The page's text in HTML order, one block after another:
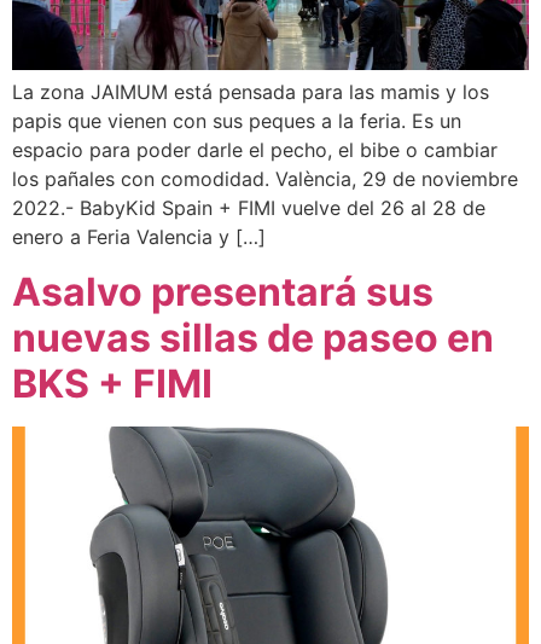
La zona JAIMUM está pensada para las mamis y los
papis que vienen con sus peques a la feria. Es un
espacio para poder darle el pecho, el bibe o cambiar
los pañales con comodidad. València, 29 de noviembre
2022.- BabyKid Spain + FIMI vuelve del 26 al 28 de
enero a Feria Valencia y […]
Asalvo presentará sus
nuevas sillas de paseo en
BKS + FIMI